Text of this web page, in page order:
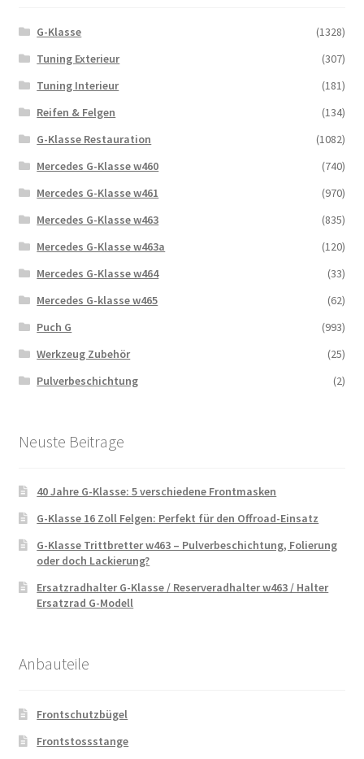
G-Klasse
(1328)
Tuning Exterieur
(307)
Tuning Interieur
(181)
Reifen & Felgen
(134)
G-Klasse Restauration
(1082)
Mercedes G-Klasse w460
(740)
Mercedes G-Klasse w461
(970)
Mercedes G-Klasse w463
(835)
Mercedes G-Klasse w463a
(120)
Mercedes G-Klasse w464
(33)
Mercedes G-klasse w465
(62)
Puch G
(993)
Werkzeug Zubehör
(25)
Pulverbeschichtung
(2)
Neuste Beitrage
40 Jahre G-Klasse: 5 verschiedene Frontmasken
G-Klasse 16 Zoll Felgen: Perfekt für den Offroad-Einsatz
G-Klasse Trittbretter w463 – Pulverbeschichtung, Folierung
oder doch Lackierung?
Ersatzradhalter G-Klasse / Reserveradhalter w463 / Halter
Ersatzrad G-Modell
Anbauteile
Frontschutzbügel
Frontstossstange